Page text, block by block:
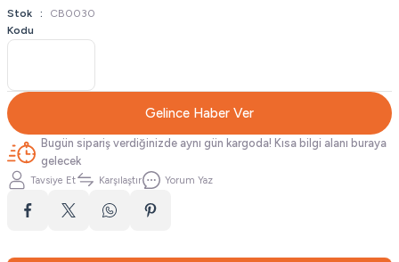
Stok
Kodu
CB0030
Gelince Haber Ver
Bugün sipariş verdiğinizde aynı gün kargoda! Kısa bilgi alanı buraya
gelecek
Tavsiye Et Karşılaştır Yorum Yaz